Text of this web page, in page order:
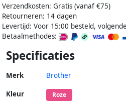
Verzendkosten: Gratis (vanaf €75)
Retourneren: 14 dagen
Levertijd: Voor 15:00 besteld,
Betaalmethodes:
Specificaties
Merk Brother
Kleur Roze